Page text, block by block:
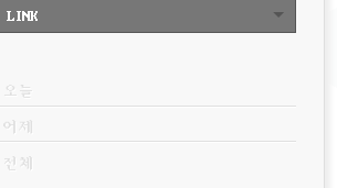
LINK
오늘
어제
전체